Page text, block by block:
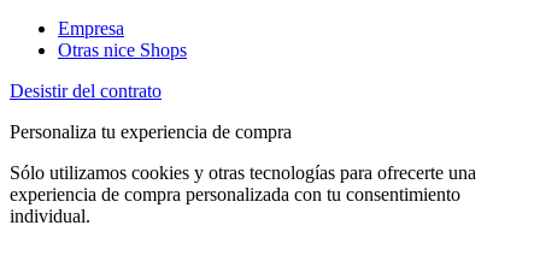
Empresa
Otras nice Shops
Desistir del contrato
Personaliza tu experiencia de compra
Sólo utilizamos cookies y otras tecnologías para ofrecerte una
experiencia de compra personalizada con tu consentimiento
individual.